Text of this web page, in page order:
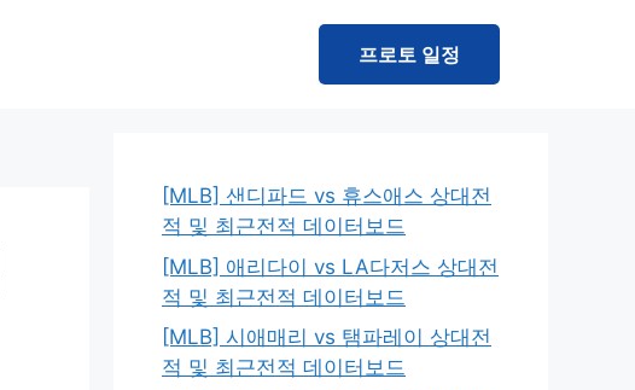
프로토 일정
[MLB] 샌디파드 vs 휴스애스 상대전
적 및 최근전적 데이터보드
[MLB] 애리다이 vs LA다저스 상대전
적 및 최근전적 데이터보드
[MLB] 시애매리 vs 탬파레이 상대전
적 및 최근전적 데이터보드